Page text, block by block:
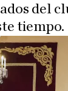
del
tiempo.